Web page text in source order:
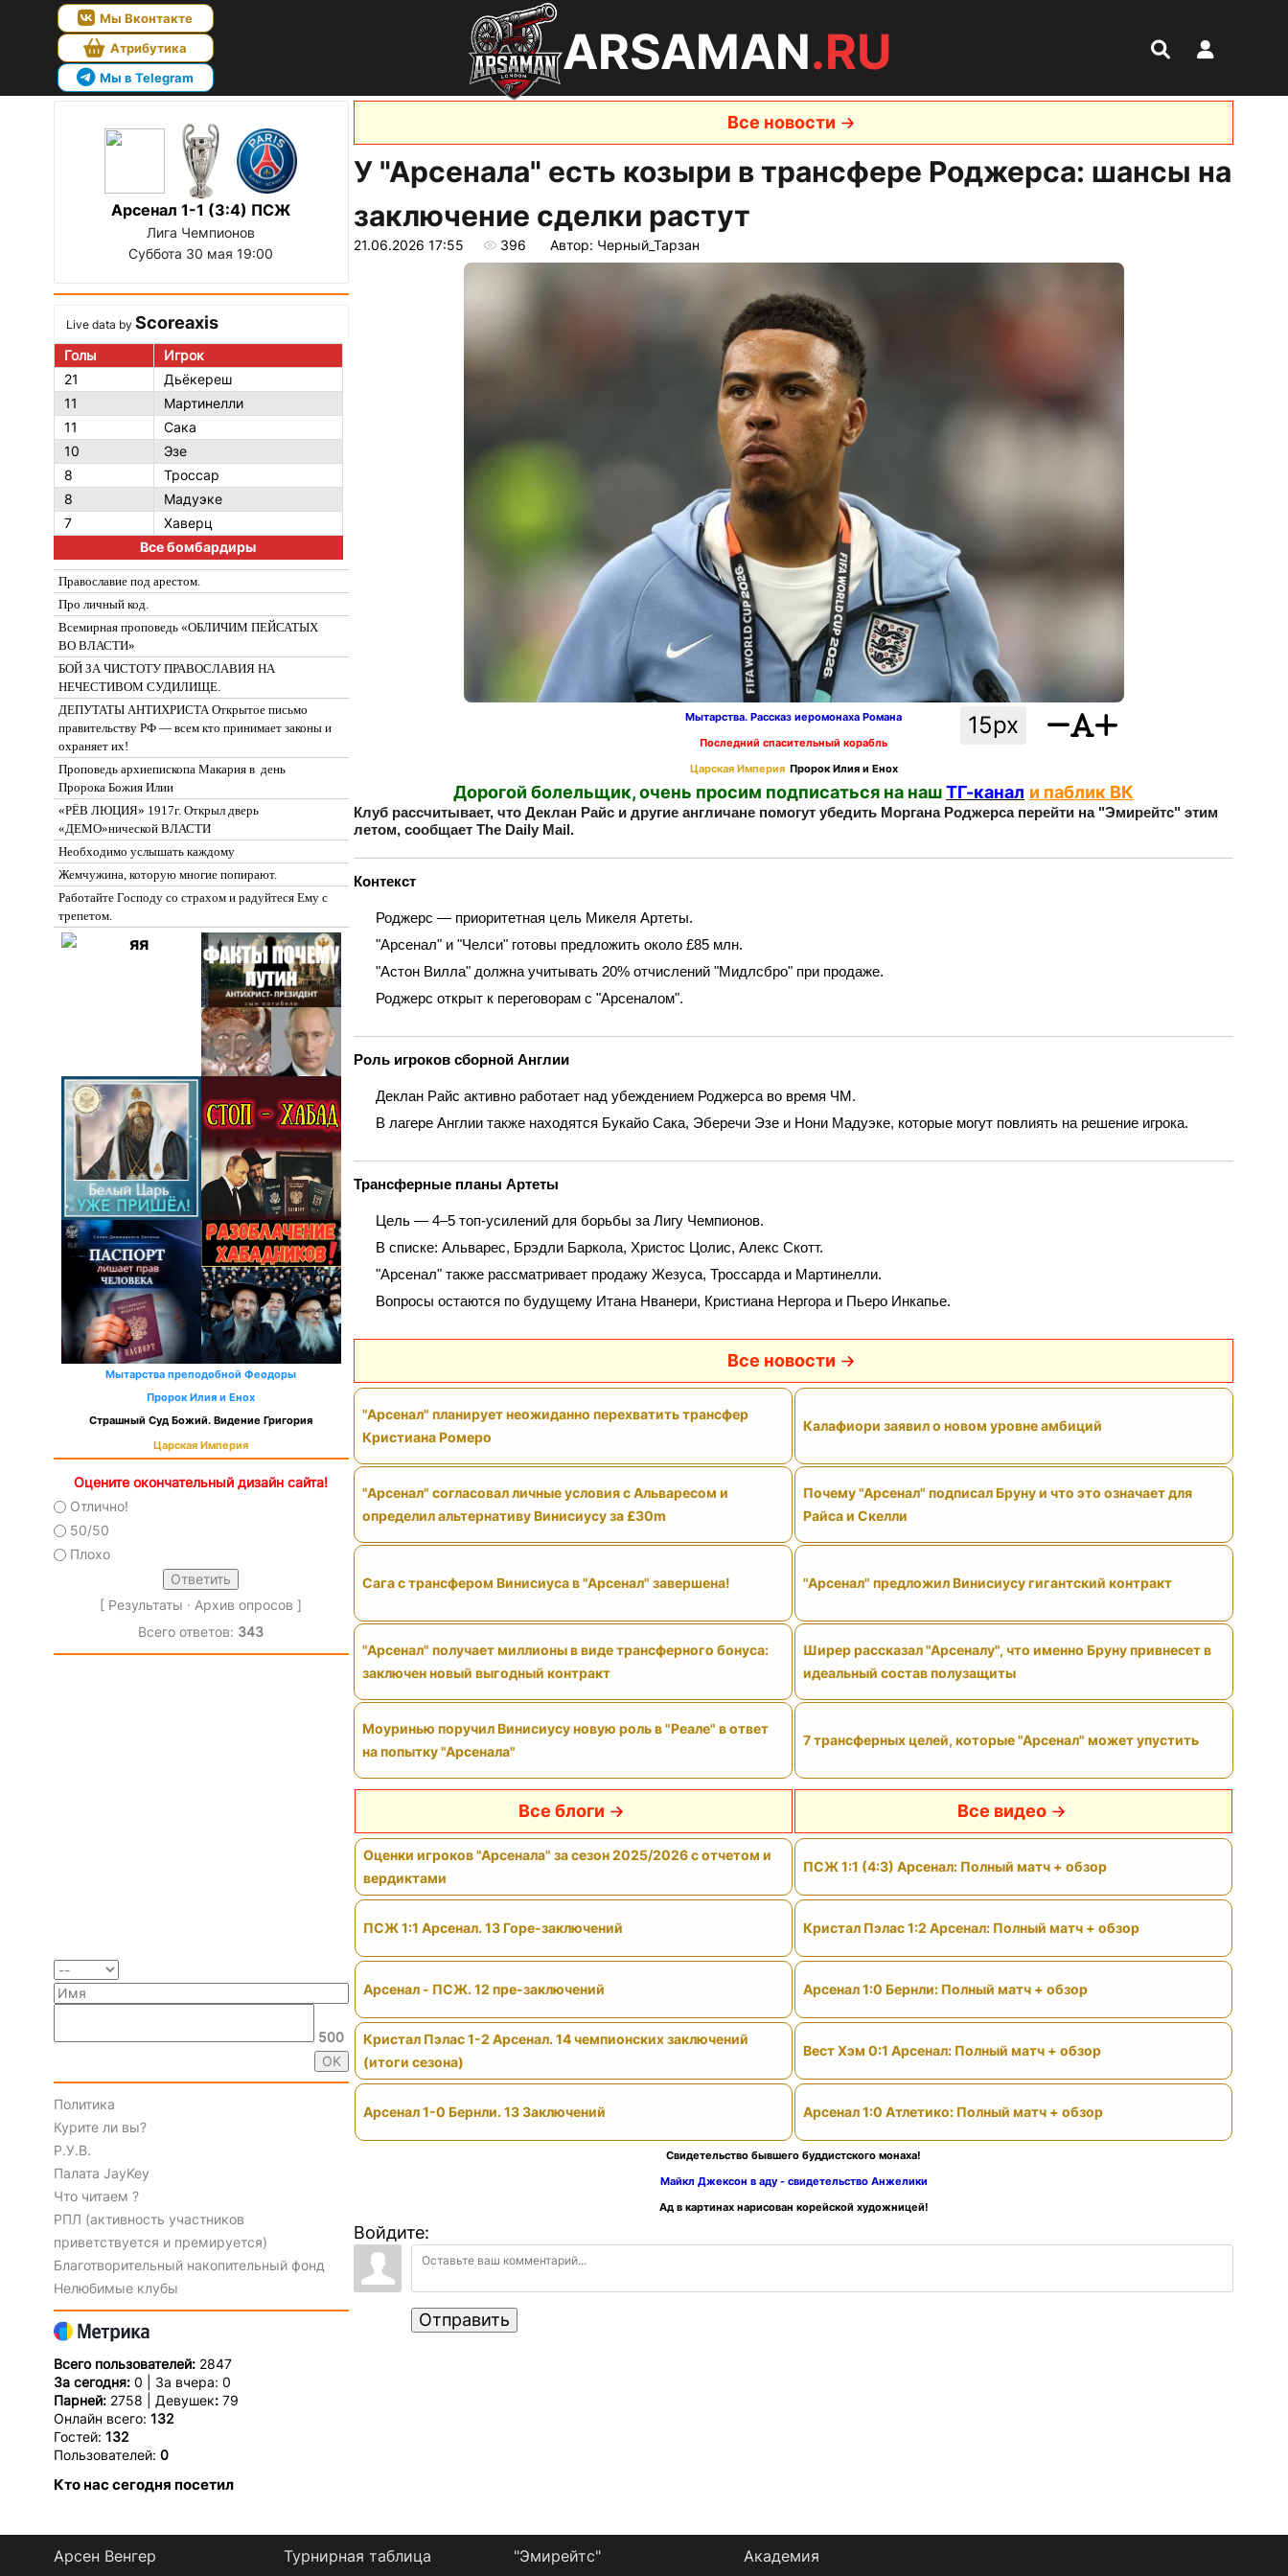
Мы Вконтакте
Атрибутика
Мы в Telegram
ARSAMAN.RU
Арсенал 1-1 (3:4) ПСЖ
Лига Чемпионов
Суббота 30 мая 19:00
Live data by Scoreaxis
Голы
Игрок
21
Дьёкереш
11
Мартинелли
11
Сака
10
Эзе
8
Троссар
8
Мадуэке
7
Хаверц
Все бомбардиры
Православие под арестом.
Про личный код.
Всемирная проповедь «ОБЛИЧИМ ПЕЙСАТЫХ
ВО ВЛАСТИ»
БОЙ ЗА ЧИСТОТУ ПРАВОСЛАВИЯ НА
НЕЧЕСТИВОМ СУДИЛИЩЕ.
ДЕПУТАТЫ АНТИХРИСТА Открытое письмо
правительству РФ — всем кто принимает законы и
охраняет их!
Проповедь архиепископа Макария в день
Пророка Божия Илии
«РЁВ ЛЮЦИЯ» 1917г. Открыл дверь
«ДЕМО»нической ВЛАСТИ
Необходимо услышать каждому
Жемчужина, которую многие попирают.
Работайте Господу со страхом и радуйтеся Ему с
трепетом.
Мытарства преподобной Феодоры
Пророк Илия и Енох
Страшный Суд Божий. Видение Григория
Царская Империя
Оцените окончательный дизайн сайта!
Отлично!
50/50
Плохо
[ Результаты · Архив опросов ]
Всего ответов: 343
500
Политика
Курите ли вы?
Р.У.В.
Палата JayKey
Что читаем ?
РПЛ (активность участников
приветствуется и премируется)
Благотворительный накопительный фонд
Нелюбимые клубы
Всего пользователей: 2847
За сегодня: 0 | За вчера: 0
Парней: 2758 | Девушек:79
Онлайн всего: 132
Гостей: 132
Пользователей: 0
Кто нас сегодня посетил
Все новости
У "Арсенала" есть козыри в трансфере Роджерса: шансы на
заключение сделки растут
21.06.2026 17:55 396 Автор: Черный_Тарзан
15px
Мытарства. Рассказ иеромонаха Романа
Последний спасительный корабль
Царская Империя Пророк Илия и Енох
Дорогой болельщик, очень просим подписаться на нашТГ-канал и паблик ВК
Клуб рассчитывает, что Деклан Райс и другие англичане помогут убедить Моргана Роджерса перейти на "Эмирейтс" этим
летом, сообщает The Daily Mail.
Контекст
Роджерс — приоритетная цель Микеля Артеты.
"Арсенал" и "Челси" готовы предложить около £85 млн.
"Астон Вилла" должна учитывать 20% отчислений "Мидлсбро" при продаже.
Роджерс открыт к переговорам с "Арсеналом".
Роль игроков сборной Англии
Деклан Райс активно работает над убеждением Роджерса во время ЧМ.
В лагере Англии также находятся Букайо Сака, Эберечи Эзе и Нони Мадуэке, которые могут повлиять на решение игрока.
Трансферные планы Артеты
Цель — 4–5 топ‑усилений для борьбы за Лигу Чемпионов.
В списке: Альварес, Брэдли Баркола, Христос Цолис, Алекс Скотт.
"Арсенал" также рассматривает продажу Жезуса, Троссарда и Мартинелли.
Вопросы остаются по будущему Итана Нванери, Кристиана Нергора и Пьеро Инкапье.
Все новости
"Арсенал" планирует неожиданно перехватить трансфер
Кристиана Ромеро
Калафиори заявил о новом уровне амбиций
"Арсенал" согласовал личные условия с Альваресом и
определил альтернативу Винисиусу за £30m
Почему "Арсенал" подписал Бруну и что это означает для
Райса и Скелли
Сага с трансфером Винисиуса в "Арсенал" завершена! "Арсенал" предложил Винисиусу гигантский контракт
"Арсенал" получает миллионы в виде трансферного бонуса:
заключен новый выгодный контракт
Ширер рассказал "Арсеналу", что именно Бруну привнесет в
идеальный состав полузащиты
Моуринью поручил Винисиусу новую роль в "Реале" в ответ
на попытку "Арсенала"
7 трансферных целей, которые "Арсенал" может упустить
Все блоги
Оценки игроков "Арсенала" за сезон 2025/2026 с отчетом и
вердиктами
ПСЖ 1:1 Арсенал. 13 Горе-заключений
Арсенал - ПСЖ. 12 пре-заключений
Кристал Пэлас 1-2 Арсенал. 14 чемпионских заключений
(итоги сезона)
Арсенал 1-0 Бернли. 13 Заключений
Все видео
ПСЖ 1:1 (4:3) Арсенал: Полный матч + обзор
Кристал Пэлас 1:2 Арсенал: Полный матч + обзор
Арсенал 1:0 Бернли: Полный матч + обзор
Вест Хэм 0:1 Арсенал: Полный матч + обзор
Арсенал 1:0 Атлетико: Полный матч + обзор
Свидетельство бывшего буддистского монаха!
Майкл Джексон в аду - свидетельство Анжелики
Ад в картинах нарисован корейской художницей!
Войдите:
Отправить
Арсен Венгер Турнирная таблица "Эмирейтс" Академия